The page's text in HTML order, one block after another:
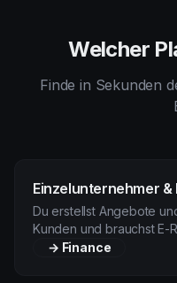
Welcher
Finde in Sekunden
Einzelunternehmer &
Du erstellst Angebote
Kunden und brauchst E-
→ Finance